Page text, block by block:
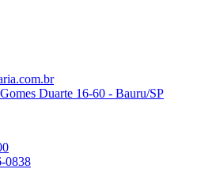
Duarte 16-60 - Bauru/SP
0838